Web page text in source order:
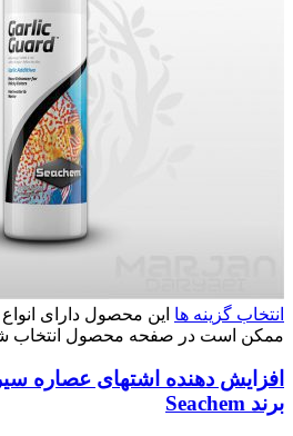
انتخاب گزینه ها این محصول دارای
ممکن است در صفحه محصول انتخاب
برند Seachem